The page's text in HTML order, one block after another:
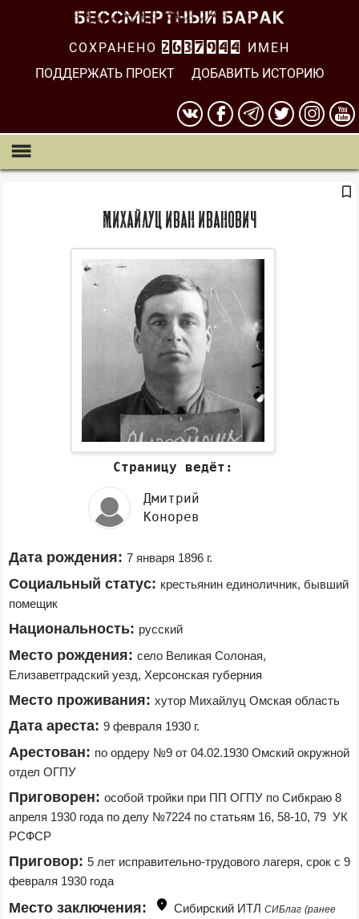
СОХРАНЕНО 2637945
ИМЕН
ПОДДЕРЖАТЬ ПРОЕКТ
ДОБАВИТЬ ИСТОРИЮ
Михайлуц Иван Иванович
Страницу ведёт:
Дмитрий
Конорев
Дата рождения: 7 января 1896 г.
Социальный статус: крестьянин единоличник, бывший
помещик
Национальность: русский
Место рождения: село Великая Солоная,
Елизаветградский уезд, Херсонская губерния
Место проживания: хутор Михайлуц Омская область
Дата ареста: 9 февраля 1930 г.
Арестован: по ордеру №9 от 04.02.1930 Омский окружной
отдел ОГПУ
Приговорен: особой тройки при ПП ОГПУ по Сибкраю 8
апреля 1930 года по делу №7224 по статьям 16, 58-10, 79  УК
РСФСР
Приговор: 5 лет исправительно-трудового лагеря, срок с 9
февраля 1930 года
Место заключения: Сибирский ИТЛ СИБлаг (ранее